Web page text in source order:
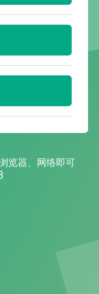
览器、网络即可